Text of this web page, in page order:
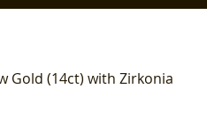
Gold (14ct) with Zirkonia